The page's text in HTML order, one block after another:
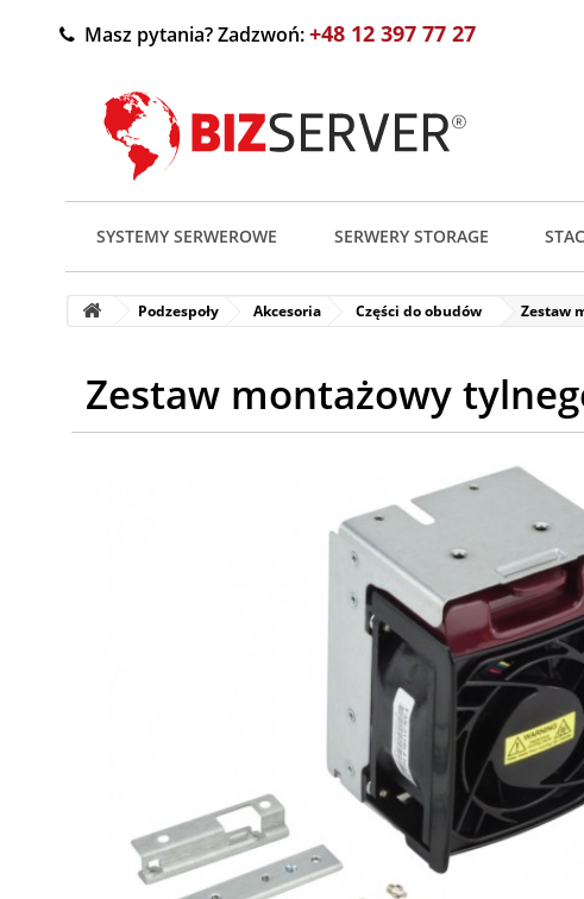
Masz pytania? Zadzwoń:+48 12 397 77 27
SYSTEMY SERWEROWE SERWERY STORAGE
Podzespoły Akcesoria Części do obudów Zestaw
Zestaw montażowy